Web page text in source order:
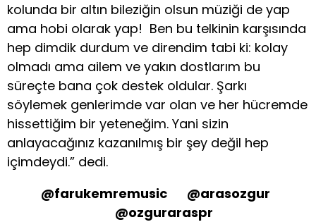
kolunda bir altın bileziğin olsun müziği de yap
ama hobi olarak yap! Ben bu telkinin karşısında
hep dimdik durdum ve direndim tabi ki: kolay
olmadı ama ailem ve yakın dostlarım bu
süreçte bana çok destek oldular. Şarkı
söylemek genlerimde var olan ve her hücremde
hissettiğim bir yeteneğim. Yani sizin
anlayacağınız kazanılmış bir şey değil hep
içimdeydi.” dedi.
@farukemremusic @arasozgur
@ozguraraspr